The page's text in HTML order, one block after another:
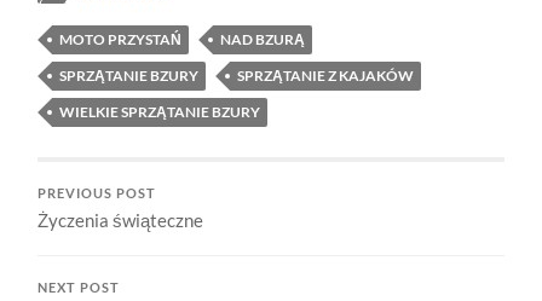
MOTO PRZYSTAŃ
NAD BZURĄ
SPRZĄTANIE BZURY
SPRZĄTANIE Z KAJAKÓW
WIELKIE SPRZĄTANIE BZURY
PREVIOUS POST
Życzenia świąteczne
NEXT POST